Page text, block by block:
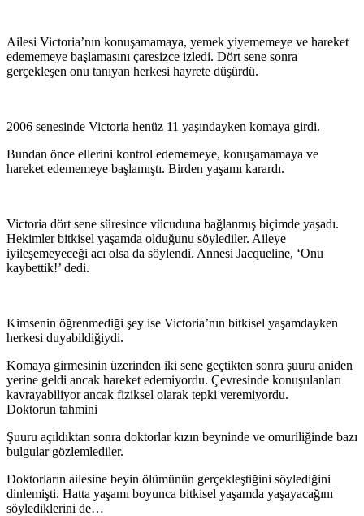
Ailesi Victoria’nın konuşamamaya, yemek yiyememeye ve hareket
edememeye başlamasını çaresizce izledi. Dört sene sonra
gerçekleşen onu tanıyan herkesi hayrete düşürdü.
2006 senesinde Victoria henüz 11 yaşındayken komaya girdi.
Bundan önce ellerini kontrol edememeye, konuşamamaya ve
hareket edememeye başlamıştı. Birden yaşamı karardı.
Victoria dört sene süresince vücuduna bağlanmış biçimde yaşadı.
Hekimler bitkisel yaşamda olduğunu söylediler. Aileye
iyileşemeyeceği acı olsa da söylendi. Annesi Jacqueline, ‘Onu
kaybettik!’ dedi.
Kimsenin öğrenmediği şey ise Victoria’nın bitkisel yaşamdayken
herkesi duyabildiğiydi.
Komaya girmesinin üzerinden iki sene geçtikten sonra şuuru aniden
yerine geldi ancak hareket edemiyordu. Çevresinde konuşulanları
kavrayabiliyor ancak fiziksel olarak tepki veremiyordu.
Doktorun tahmini
Şuuru açıldıktan sonra doktorlar kızın beyninde ve omuriliğinde bazı
bulgular gözlemlediler.
Doktorların ailesine beyin ölümünün gerçekleştiğini söylediğini
dinlemişti. Hatta yaşamı boyunca bitkisel yaşamda yaşayacağını
söylediklerini de…